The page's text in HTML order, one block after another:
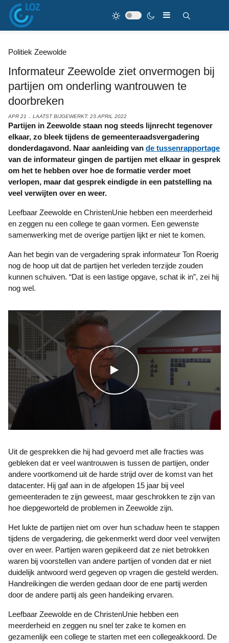
Politiek Zeewolde
Informateur Zeewolde ziet onvermogen bij
partijen om onderling wantrouwen te
doorbreken
APR 21 LAATST BIJGEWERKT: 23 APRIL 2022
Partijen in Zeewolde staan nog steeds lijnrecht tegenover
elkaar, zo bleek tijdens de gemeenteraadsvergadering
donderdagavond. Naar aanleiding van de tussenrapportage
van de informateur gingen de partijen met elkaar in gesprek
om het te hebben over hoe de formatie verder moet
verlopen, maar dat gesprek eindigde in een patstelling na
veel verwijten over en weer.
Leefbaar Zeewolde en ChristenUnie hebben een meerderheid
en zeggen nu een college te gaan vormen. Een gewenste
samenwerking met de overige partijen lijkt er niet te komen.
Aan het begin van de vergadering sprak informateur Ton Roerig
nog de hoop uit dat de partijen het verleden terzijde zouden
kunnen schuiven. “Dat is een lastige opgave, schat ik in”, zei hij
nog wel.
WATCH THE VIDEO
Uit de gesprekken die hij had gevoerd met alle fracties was
gebleken dat er veel wantrouwen is tussen de partijen, onder
andere voortkomend uit de harde strijd over de komst van het
datacenter. Hij gaf aan in de afgelopen 15 jaar bij veel
gemeenteraden te zijn geweest, maar geschrokken te zijn van
hoe diepgeworteld de problemen in Zeewolde zijn.
Het lukte de partijen niet om over hun schaduw heen te stappen
tijdens de vergadering, die gekenmerkt werd door veel verwijten
over en weer. Partijen waren gepikeerd dat ze niet betrokken
waren bij voorstellen van andere partijen of vonden dat er niet
duidelijk antwoord werd gegeven op vragen die gesteld werden.
Handreikingen die werden gedaan door de ene partij werden
door de andere partij als geen handeiking ervaren.
Leefbaar Zeewolde en de ChristenUnie hebben een
meerderheid en zeggen nu snel ter zake te komen en
gezamenlijk een college te starten met een collegeakkoord. De